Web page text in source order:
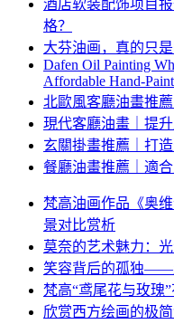
酒店软装配饰项目
格？
大芬油画，真的只
Dafen Oil Painting
Affordable Hand-
北歐風客廳油畫推
現代客廳油畫｜提
玄關掛畫推薦｜打
餐廳油畫推薦｜適
梵高油画作品《奥
景对比赏析
莫奈的艺术魅力：
笑容背后的孤独——
梵高“鸢尾花与玫瑰
欣赏西方绘画的极